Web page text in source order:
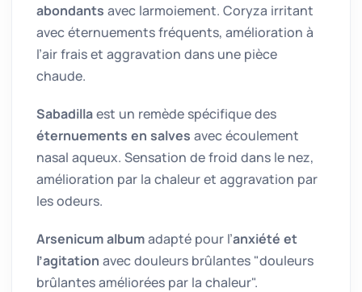
abondants avec larmoiement. Coryza irritant
avec éternuements fréquents, amélioration à
l’air frais et aggravation dans une pièce
chaude.
Sabadillaest un remède spécifique des
éternuements en salves avec écoulement
nasal aqueux. Sensation de froid dans le nez,
amélioration par la chaleur et aggravation par
les odeurs.
Arsenicum albumadapté pour l’anxiété et
l’agitation avec douleurs brûlantes "douleurs
brûlantes améliorées par la chaleur".